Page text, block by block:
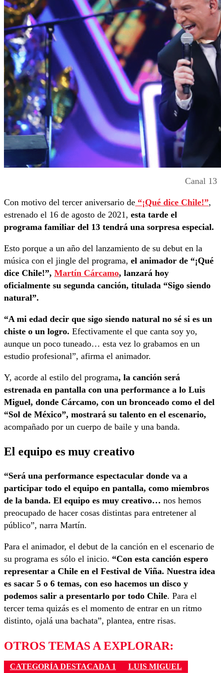
Canal 13
Con motivo del tercer aniversario de “¡Qué dice Chile!”,
estrenado el 16 de agosto de 2021, esta tarde el
programa familiar del 13 tendrá una sorpresa especial.
Esto porque a un año del lanzamiento de su debut en la
música con el jingle del programa, el animador de “¡Qué
dice Chile!”, Martín Cárcamo, lanzará hoy
oficialmente su segunda canción, titulada “Sigo siendo
natural”.
“A mi edad decir que sigo siendo natural no sé si es un
chiste o un logro. Efectivamente el que canta soy yo,
aunque un poco tuneado… esta vez lo grabamos en un
estudio profesional”, afirma el animador.
Y, acorde al estilo del programa, la canción será
estrenada en pantalla con una performance a lo Luis
Miguel, donde Cárcamo, con un bronceado como el del
“Sol de México”, mostrará su talento en el escenario,
acompañado por un cuerpo de baile y una banda.
El equipo es muy creativo
“Será una performance espectacular donde va a
participar todo el equipo en pantalla, como miembros
de la banda. El equipo es muy creativo… nos hemos
preocupado de hacer cosas distintas para entretener al
público”, narra Martín.
Para el animador, el debut de la canción en el escenario de
su programa es sólo el inicio. “Con esta canción espero
representar a Chile en el Festival de Viña. Nuestra idea
es sacar 5 o 6 temas, con eso hacemos un disco y
podemos salir a presentarlo por todo Chile. Para el
tercer tema quizás es el momento de entrar en un ritmo
distinto, ojalá una bachata”, plantea, entre risas.
OTROS TEMAS A EXPLORAR:
CATEGORÍA DESTACADA 1
LUIS MIGUEL